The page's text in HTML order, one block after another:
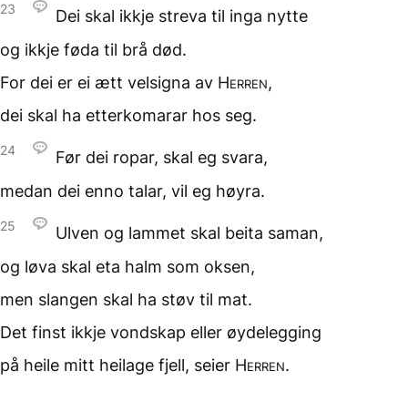
23 Dei skal ikkje streva til inga nytte
og ikkje føda til brå død.
For dei er ei ætt velsigna av Herren,
dei skal ha etterkomarar hos seg.
24 Før dei ropar, skal eg svara,
medan dei enno talar, vil eg høyra.
25 Ulven og lammet skal beita saman,
og løva skal eta halm som oksen,
men slangen skal ha støv til mat.
Det finst ikkje vondskap eller øydelegging
på heile mitt heilage fjell, seier Herren.